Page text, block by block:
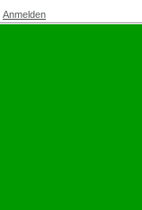
Anmelden